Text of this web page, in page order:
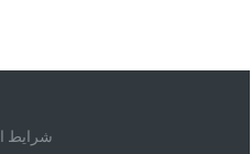
شرايط